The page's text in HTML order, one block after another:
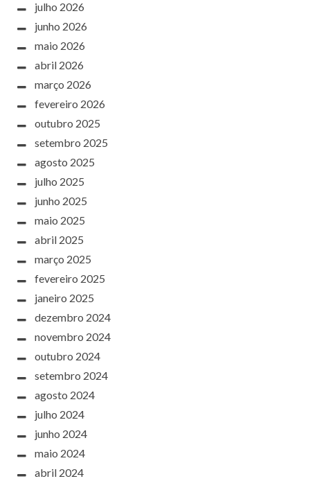
julho 2026
junho 2026
maio 2026
abril 2026
março 2026
fevereiro 2026
outubro 2025
setembro 2025
agosto 2025
julho 2025
junho 2025
maio 2025
abril 2025
março 2025
fevereiro 2025
janeiro 2025
dezembro 2024
novembro 2024
outubro 2024
setembro 2024
agosto 2024
julho 2024
junho 2024
maio 2024
abril 2024